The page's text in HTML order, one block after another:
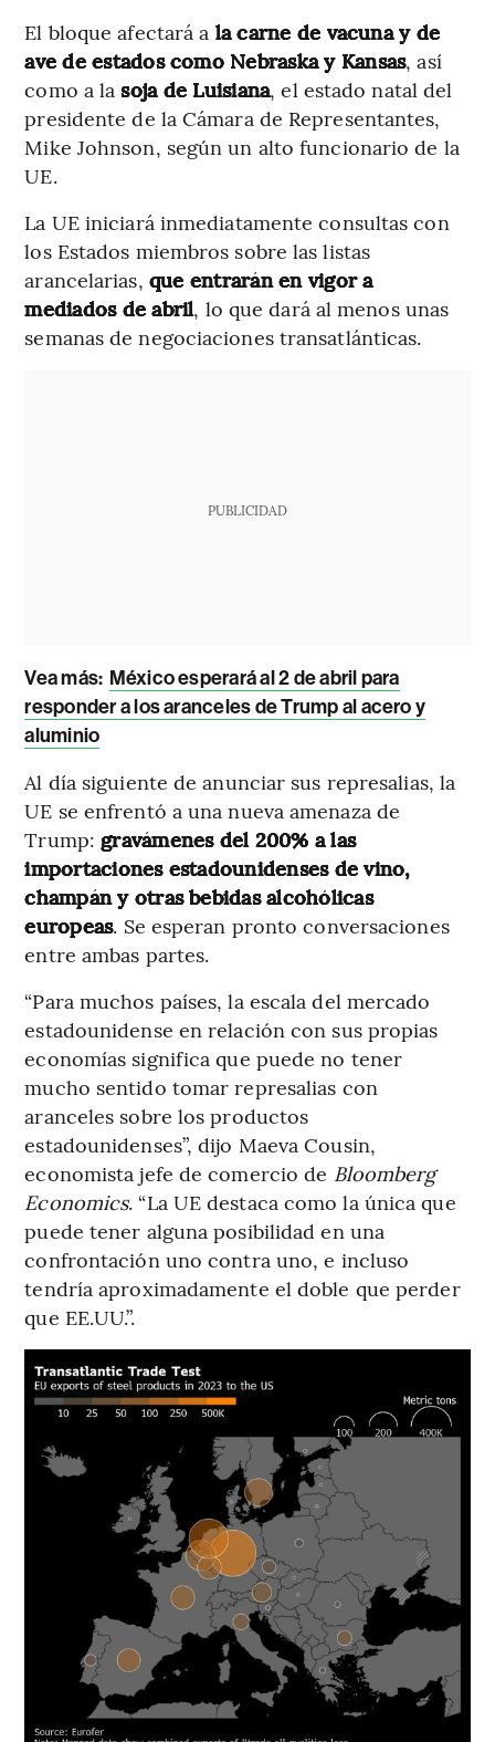
El bloque afectará a la carne de vacuna y de
ave de estados como Nebraska y Kansas, así
como a lasoja de Luisiana, el estado natal del
presidente de la Cámara de Representantes,
Mike Johnson, según un alto funcionario de la
UE.
La UE iniciará inmediatamente consultas con
los Estados miembros sobre las listas
arancelarias, que entrarán en vigor a
mediados de abril, lo que dará al menos unas
semanas de negociaciones transatlánticas.
PUBLICIDAD
Vea más: México esperará al 2 de abril para
responder a los aranceles de Trump al acero y
aluminio
Al día siguiente de anunciar sus represalias, la
UE se enfrentó a una nueva amenaza de
Trump: gravámenes del 200% a las
importaciones estadounidenses de vino,
champán y otras bebidas alcohólicas
europeas. Se esperan pronto conversaciones
entre ambas partes.
“Para muchos países, la escala del mercado
estadounidense en relación con sus propias
economías significa que puede no tener
mucho sentido tomar represalias con
aranceles sobre los productos
estadounidenses”, dijo Maeva Cousin,
economista jefe de comercio de Bloomberg
Economics. “La UE destaca como la única que
puede tener alguna posibilidad en una
confrontación uno contra uno, e incluso
tendría aproximadamente el doble que perder
que EE.UU.”.